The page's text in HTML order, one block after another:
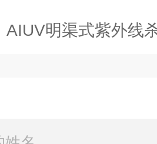
AIUV明渠式紫外线